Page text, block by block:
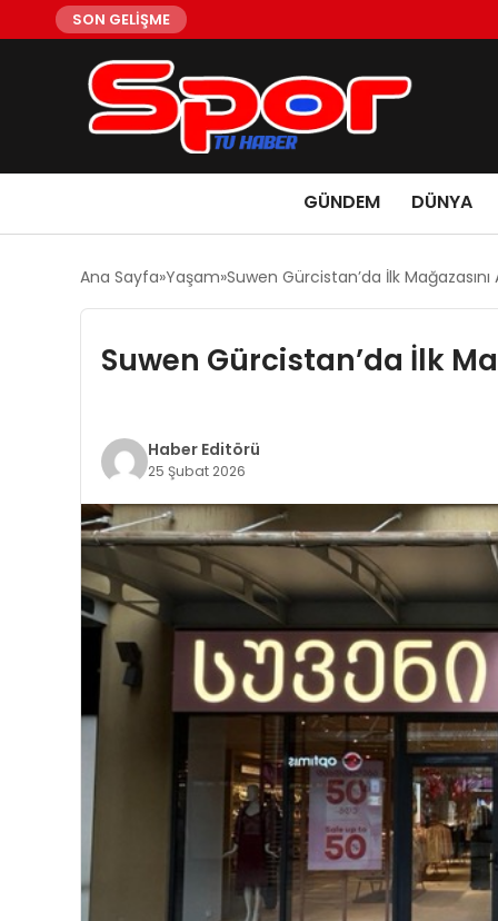
SON GELİŞME
GÜNDEM DÜNYA
Ana Sayfa Yaşam Suwen Gürcistan’da İlk Mağazasını
Suwen Gürcistan’da İlk
Haber Editörü
25 Şubat 2026